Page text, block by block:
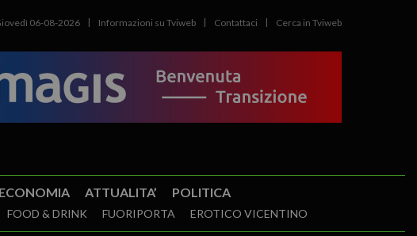
06-08-2026 Informazioni su Tviweb Contattaci Cerca in Tviweb
ECONOMIA ATTUALITA’ POLITICA
FOOD & DRINK FUORIPORTA EROTICO VICENTINO